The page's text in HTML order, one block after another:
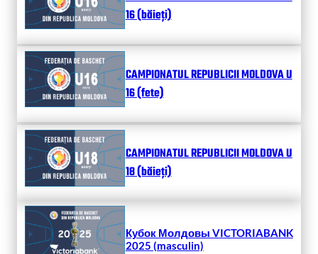
16 (băieți)
CAMPIONATUL REPUBLICII MOLDOVA U
16 (fete)
CAMPIONATUL REPUBLICII MOLDOVA U
18 (băieți)
Кубок Молдовы VICTORIABANK
2025 (masculin)